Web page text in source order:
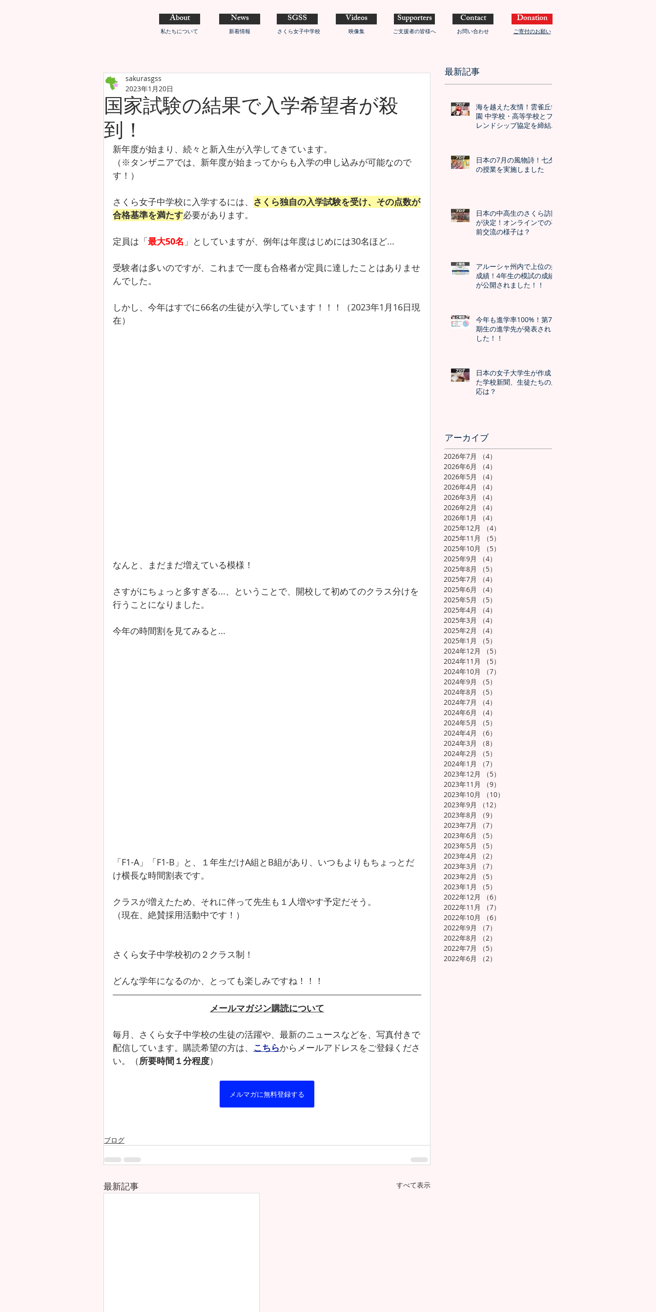
About
私たちについて
News
新着情報
SGSS
さくら女子中学校
Videos
映像集
Supporters
ご支援者の皆様へ
Contact
お問い合わせ
Donation
ご寄付のお願い
国家試験の結果で入学希望者が殺
到！
sakurasgss
2023年1月20日
新年度が始まり、続々と新入生が入学してきています。
（※タンザニアでは、新年度が始まってからも入学の申し込みが可能なので
す！）
さくら女子中学校に入学するには、 さくら独自の入学試験を受け、その点数が
合格基準を満たす必要があります。
定員は「最大50名 」としていますが、例年は年度はじめには30名ほど...
受験者は多いのですが、これまで一度も合格者が定員に達したことはありませ
んでした。
しかし、今年はすでに66名の生徒が入学しています！！！（2023年1月16日現
在）
なんと、まだまだ増えている模様！
さすがにちょっと多すぎる...、ということで、開校して初めてのクラス分けを
行うことになりました。
今年の時間割を見てみると...
「F1-A」「F1-B」と、１年生だけA組とB組があり、いつもよりもちょっとだ
け横長な時間割表です。
クラスが増えたため、それに伴って先生も１人増やす予定だそう。
（現在、絶賛採用活動中です！）
さくら女子中学校初の２クラス制！
どんな学年になるのか、とっても楽しみですね！！！
メールマガジン購読について
毎月、さくら女子中学校の生徒の活躍や、最新のニュースなどを、写真付きで
配信しています。購読希望の方は、 こちらからメールアドレスをご登録くださ
い。（所要時間１分程度）
メルマガに無料登録する
ブログ
最新記事 すべて表示
最新記事
海を越えた友情！雲雀丘学
園 中学校・高等学校とフ
レンドシップ協定を締結し
日本の7月の風物詩！七夕
の授業を実施しました
日本の中高生のさくら訪問
が決定！オンラインでの事
前交流の様子は？
アルーシャ州内で上位の好
成績！4年生の模試の成績
が公開されました！！
今年も進学率100%！第7
期生の進学先が発表されま
した！！
日本の女子大学生が作成し
た学校新聞、生徒たちの反
応は？
アーカイブ
2026年7月 （4）
2026年6月
（4）
2026年5月
（4）
2026年4月
（4）
2026年3月
（4）
2026年2月
（4）
2026年1月
（4）
2025年12月
（4）
2025年11月
（5）
2025年10月
（5）
2025年9月
（4）
2025年8月
（5）
2025年7月
（4）
2025年6月
（4）
2025年5月
（5）
2025年4月
（4）
2025年3月
（4）
2025年2月
（4）
2025年1月
（5）
2024年12月
（5）
2024年11月
（5）
2024年10月
（7）
2024年9月
（5）
2024年8月
（5）
2024年7月
（4）
2024年6月
（4）
2024年5月
（5）
2024年4月
（6）
2024年3月
（8）
2024年2月
（5）
2024年1月
（7）
2023年12月
（5）
2023年11月
（9）
2023年10月
（10）
2023年9月
（12）
2023年8月
（9）
2023年7月
（7）
2023年6月
（5）
2023年5月
（5）
2023年4月
（2）
2023年3月
（7）
2023年2月
（5）
2023年1月
（5）
2022年12月
（6）
2022年11月
（7）
2022年10月
（6）
2022年9月
（7）
2022年8月
（2）
2022年7月
（5）
2022年6月
（2）